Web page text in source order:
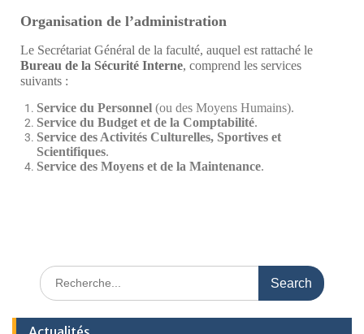
Organisation de l’administration
Le Secrétariat Général de la faculté, auquel est rattaché le
Bureau de la Sécurité Interne, comprend les services
suivants :
Service du Personnel (ou des Moyens Humains).
Service du Budget et de la Comptabilité.
Service des Activités Culturelles, Sportives et
Scientifiques.
Service des Moyens et de la Maintenance.